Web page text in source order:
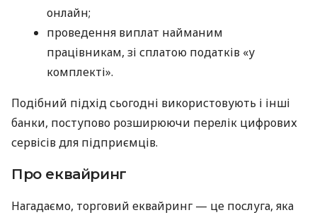
онлайн;
проведення виплат найманим
працівникам, зі сплатою податків «у
комплекті».
Подібний підхід сьогодні використовують і інші
банки, поступово розширюючи перелік цифрових
сервісів для підприємців.
Про еквайринг
Нагадаємо, торговий еквайринг — це послуга, яка